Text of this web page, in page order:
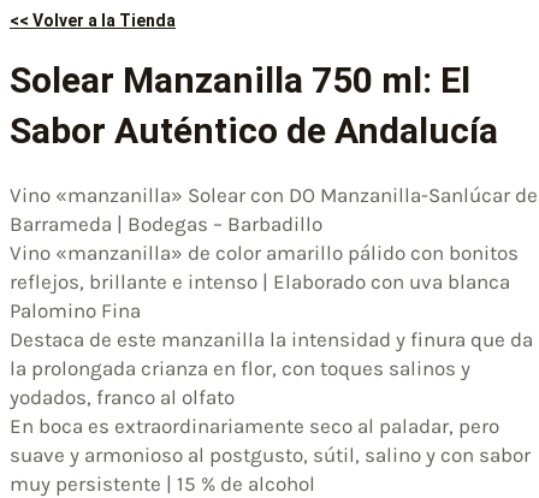
<< Volver a la Tienda
Solear Manzanilla 750 ml: El
Sabor Auténtico de Andalucía
Vino «manzanilla» Solear con DO Manzanilla-Sanlúcar de
Barrameda | Bodegas – Barbadillo
Vino «manzanilla» de color amarillo pálido con bonitos
reflejos, brillante e intenso | Elaborado con uva blanca
Palomino Fina
Destaca de este manzanilla la intensidad y finura que da
la prolongada crianza en flor, con toques salinos y
yodados, franco al olfato
En boca es extraordinariamente seco al paladar, pero
suave y armonioso al postgusto, sútil, salino y con sabor
muy persistente | 15 % de alcohol